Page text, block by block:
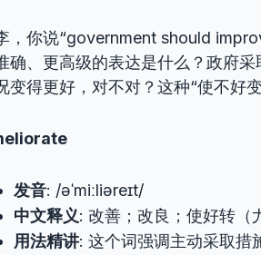
，你说“government should
确、更高级的表达是什么？政府
变得更好，对不对？这种“使不好
发音: /əˈmiːliəreɪt/
中文释义: 改善；改良；使好转（
用法精讲: 这个词强调主动采取措